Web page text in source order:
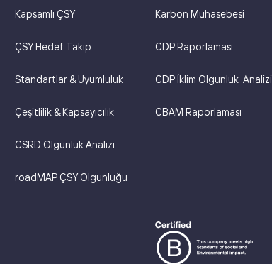
Kapsamlı ÇSY
ÇSY Hedef Takip
Standartlar & Uyumluluk
Çeşitlilik & Kapsayıcılık
CSRD Olgunluk Analizi
roadMAP ÇSY Olgunluğu
Karbon Muhasebesi
CDP Raporlaması
CDP İklim Olgunluk Analizi
CBAM Raporlaması